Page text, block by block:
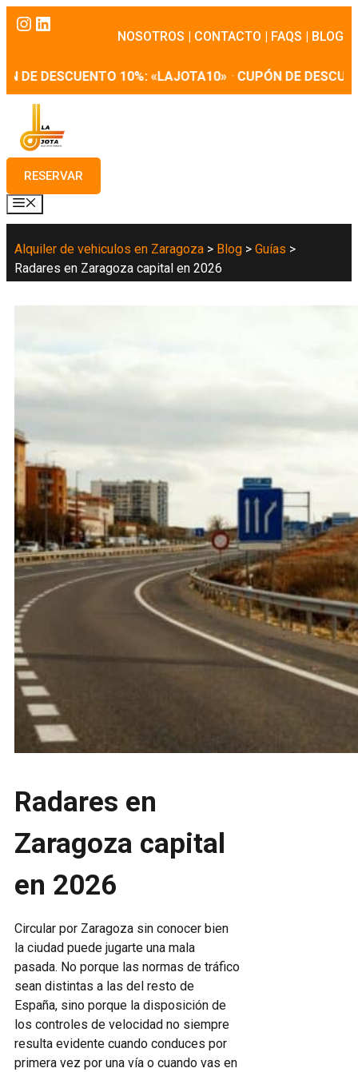
Saltar
Instagram LinkedIn
DE DESCUENTO 10%: «LAJOTA10» · CUPÓN DE
NOSOTROS | CONTACTO | FAQS | BLOG
RESERVAR
Alquiler de vehiculos en Zaragoza > Blog > Guías >
Radares en Zaragoza capital en 2026
Radares en
Zaragoza capital
en 2026
Circular por Zaragoza sin conocer bien
la ciudad puede jugarte una mala
pasada. No porque las normas de tráfico
sean distintas a las del resto de
España, sino porque la disposición de
los controles de velocidad no siempre
resulta evidente cuando conduces por
primera vez por una vía o cuando vas en